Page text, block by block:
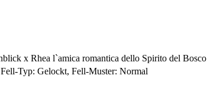
x Rhea l`amica romantica dello Spirito del Bosco
Typ: Gelockt, Fell-Muster: Normal